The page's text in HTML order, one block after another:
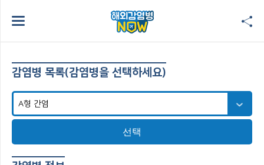
감염병 목록(감염병을 선택하세요)
선택